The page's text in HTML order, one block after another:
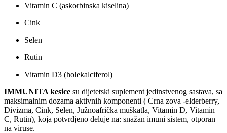
Vitamin C (askorbinska kiselina)
Cink
Selen
Rutin
Vitamin D3 (holekalciferol)
IMMUNITA kesice su dijetetski suplement jedinstvenog sastava, sa
maksimalnim dozama aktivnih komponenti ( Crna zova -elderberry,
Divizma, Cink, Selen, Južnoafrička muškatla, Vitamin D, Vitamin
C, Rutin), koja potvrdjeno deluje na: snažan imuni sistem, otporan
na viruse.